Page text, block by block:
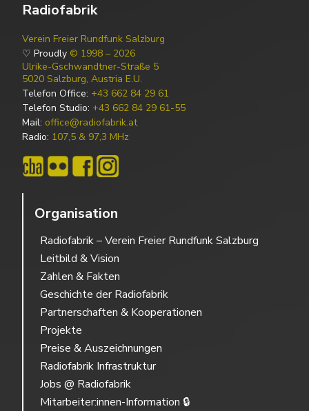
Radiofabrik
Verein Freier Rundfunk Salzburg
♡ Proudly © 1998 – 2026
Ulrike-Gschwandtner-Straße 5
5020 Salzburg, Austria E.U.
Telefon Office: +43 662 84 29 61
Telefon Studio: +43 662 84 29 61-55
Mail: office@radiofabrik.at
Radio: 107,5 & 97,3 MHz
Organisation
Radiofabrik – Verein Freier Rundfunk Salzburg
Leitbild & Vision
Zahlen & Fakten
Geschichte der Radiofabrik
Partnerschaften & Kooperationen
Projekte
Preise & Auszeichnungen
Radiofabrik Infrastruktur
Jobs @ Radiofabrik
Mitarbeiter:innen-Information 🔒